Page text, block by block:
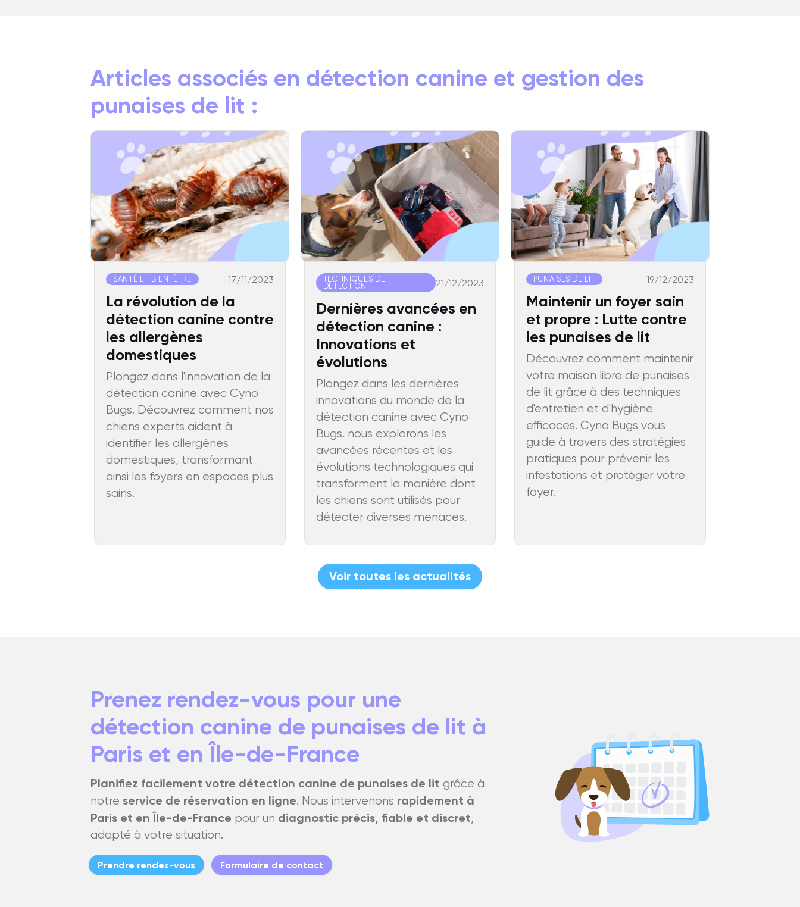
Articles associés en détection canine et gestion des
punaises de lit :
SANTÉ ET BIEN-ÊTRE 17/11/2023
La révolution de la
détection canine contre
les allergènes
domestiques
Plongez dans l'innovation de la
détection canine avec Cyno
Bugs. Découvrez comment nos
chiens experts aident à
identifier les allergènes
domestiques, transformant
ainsi les foyers en espaces plus
sains.
TECHNIQUES DE
DÉTECTION
21/12/2023
Dernières avancées en
détection canine :
Innovations et
évolutions
Plongez dans les dernières
innovations du monde de la
détection canine avec Cyno
Bugs. nous explorons les
avancées récentes et les
évolutions technologiques qui
transforment la manière dont
les chiens sont utilisés pour
détecter diverses menaces.
PUNAISES DE LIT 19/12/2023
Maintenir un foyer sain
et propre : Lutte contre
les punaises de lit
Découvrez comment maintenir
votre maison libre de punaises
de lit grâce à des techniques
d'entretien et d'hygiène
efficaces. Cyno Bugs vous
guide à travers des stratégies
pratiques pour prévenir les
infestations et protéger votre
foyer.
Voir toutes les actualités
Prenez rendez-vous pour une
détection canine de punaises de lit à
Paris et en Île-de-France
Planifiez facilement votre détection canine de punaises de lit grâce à
notre service de réservation en ligne. Nous intervenons rapidement à
Paris et en Île-de-France pour un diagnostic précis, fiable et discret,
adapté à votre situation.
Prendre rendez-vous Formulaire de contact